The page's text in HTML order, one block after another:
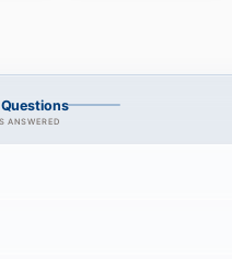
ANSWERED